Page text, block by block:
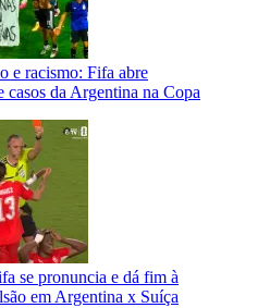
e racismo: Fifa abre
casos da Argentina na Copa
se pronuncia e dá fim à
em Argentina x Suíça